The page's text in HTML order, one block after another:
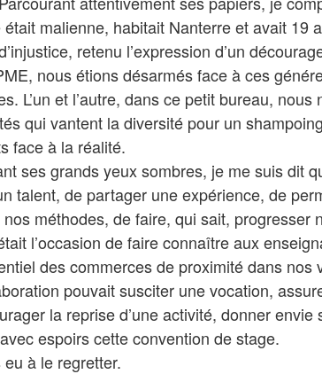
malienne, habitait Nanterre et avait 19
retenu l’expression d’un
nous étions désarmés face à ces
L’un et l’autre, dans ce petit bureau,
qui vantent la diversité pour un
face à la réalité.
ses grands yeux sombres, je me suis dit
talent, de partager une expérience, de
nos méthodes, de faire, qui sait, progresser
l’occasion de faire connaître aux
des commerces de proximité dans
pouvait susciter une vocation,
la reprise d’une activité, donner envie
espoirs cette convention de stage.
eu à le regretter.